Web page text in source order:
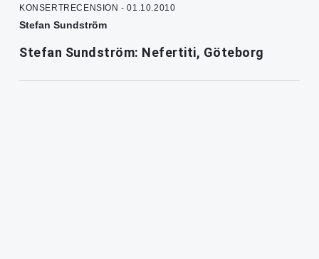
KONSERTRECENSION - 01.10.2010
Stefan Sundström
Stefan Sundström: Nefertiti, Göteborg